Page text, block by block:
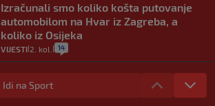
Izračunali smo koliko košta putovanje
automobilom na Hvar iz Zagreba, a
koliko iz Osijeka
VIJESTI 2. kol. 14
"Kći je otišla na more, a zaboravila
zdravstvenu iskaznicu". Kakva su prava
pacijenata izvan mjesta prebivališta?
Idi na Sport